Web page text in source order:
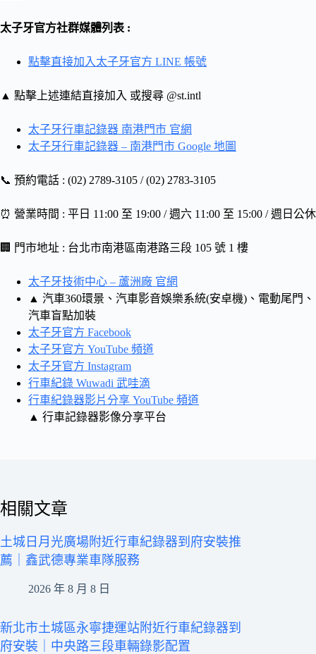
太子牙官方社群媒體列表 :
點擊直接加入太子牙官方 LINE 帳號
▲ 點擊上述連結直接加入 或搜尋 @st.intl
太子牙行車記錄器 南港門市 官網
太子牙行車記錄器 – 南港門市 Google 地圖
📞 預約電話 : (02) 2789-3105 / (02) 2783-3105
⏰ 營業時間 : 平日 11:00 至 19:00 / 週六 11:00 至 15:00 / 週日公休
🏢 門市地址 : 台北市南港區南港路三段 105 號 1 樓
太子牙技術中心 – 蘆洲廠 官網
▲ 汽車360環景、汽車影音娛樂系統(安卓機)、電動尾門、
汽車盲點加裝
太子牙官方 Facebook
太子牙官方 YouTube 頻道
太子牙官方 Instagram
行車紀錄 Wuwadi 武哇滴
行車紀錄器影片分享 YouTube 頻道
▲ 行車記錄器影像分享平台
相關文章
土城日月光廣場附近行車紀錄器到府安裝推
薦｜鑫武德專業車隊服務
2026 年 8 月 8 日
新北市土城區永寧捷運站附近行車紀錄器到
府安裝｜中央路三段車輛錄影配置